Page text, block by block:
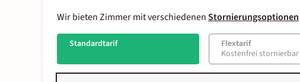
Wir bieten Zimmer mit verschiedenenStornierungsoptionen
Standardtarif
Flextarif
Kostenfrei stornierbar